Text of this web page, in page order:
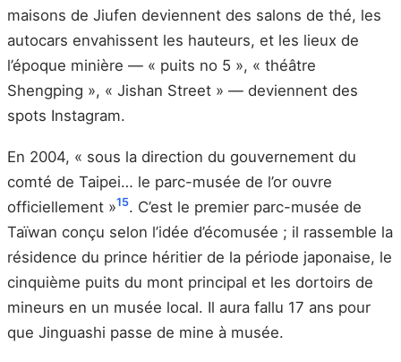
maisons de Jiufen deviennent des salons de thé, les
autocars envahissent les hauteurs, et les lieux de
l’époque minière — « puits no 5 », « théâtre
Shengping », « Jishan Street » — deviennent des
spots Instagram.
En 2004, « sous la direction du gouvernement du
comté de Taipei… le parc-musée de l’or ouvre
officiellement »15. C’est le premier parc-musée de
Taïwan conçu selon l’idée d’écomusée ; il rassemble la
résidence du prince héritier de la période japonaise, le
cinquième puits du mont principal et les dortoirs de
mineurs en un musée local. Il aura fallu 17 ans pour
que Jinguashi passe de mine à musée.